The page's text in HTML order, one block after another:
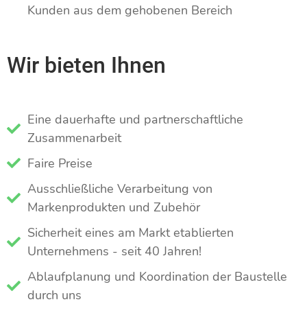
Kunden aus dem gehobenen Bereich
Wir bieten Ihnen
Eine dauerhafte und partnerschaftliche
Zusammenarbeit
Faire Preise
Ausschließliche Verarbeitung von
Markenprodukten und Zubehör
Sicherheit eines am Markt etablierten
Unternehmens - seit 40 Jahren!
Ablaufplanung und Koordination der Baustelle
durch uns